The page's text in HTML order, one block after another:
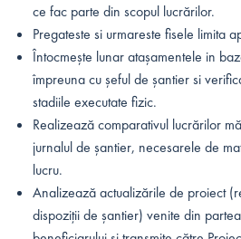
ce fac parte din scopul lucrărilor.
Pregateste si urmareste fisele limita
Întocmește lunar atașamentele in
împreuna cu șeful de șantier si
stadiile executate fizic.
Realizează comparativul lucrărilor
jurnalul de șantier, necesarele de
lucru.
Analizează actualizările de proiect
dispoziții de șantier) venite din